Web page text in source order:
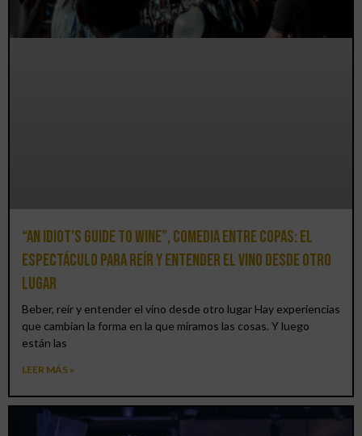
“An Idiot’s Guide to Wine”, comedia entre copas: el
espectáculo para reír y entender el vino desde otro
lugar
Beber, reír y entender el vino desde otro lugar Hay experiencias
que cambian la forma en la que miramos las cosas. Y luego
están las
LEER MÁS »